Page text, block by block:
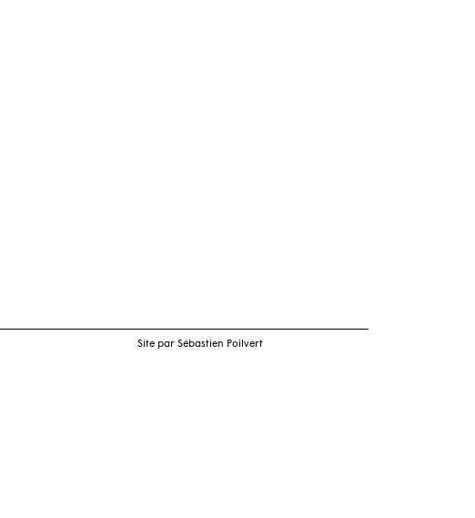
Site par Sébastien Poilvert